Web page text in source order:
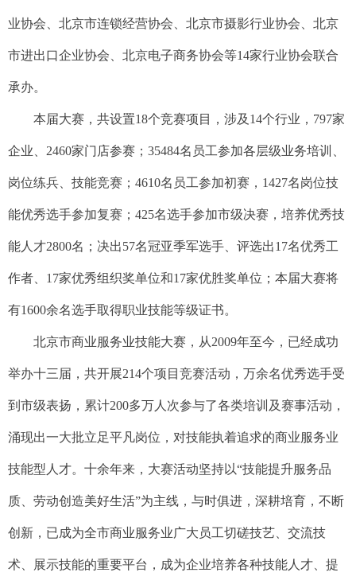
业协会、北京市连锁经营协会、北京市摄影行业协会、北京
市进出口企业协会、北京电子商务协会等14家行业协会联合
承办。
本届大赛，共设置18个竞赛项目，涉及14个行业，797家
企业、2460家门店参赛；35484名员工参加各层级业务培训、
岗位练兵、技能竞赛；4610名员工参加初赛，1427名岗位技
能优秀选手参加复赛；425名选手参加市级决赛，培养优秀技
能人才2800名；决出57名冠亚季军选手、评选出17名优秀工
作者、17家优秀组织奖单位和17家优胜奖单位；本届大赛将
有1600余名选手取得职业技能等级证书。
北京市商业服务业技能大赛，从2009年至今，已经成功
举办十三届，共开展214个项目竞赛活动，万余名优秀选手受
到市级表扬，累计200多万人次参与了各类培训及赛事活动，
涌现出一大批立足平凡岗位，对技能执着追求的商业服务业
技能型人才。十余年来，大赛活动坚持以“技能提升服务品
质、劳动创造美好生活”为主线，与时俱进，深耕培育，不断
创新，已成为全市商业服务业广大员工切磋技艺、交流技
术、展示技能的重要平台，成为企业培养各种技能人才、提